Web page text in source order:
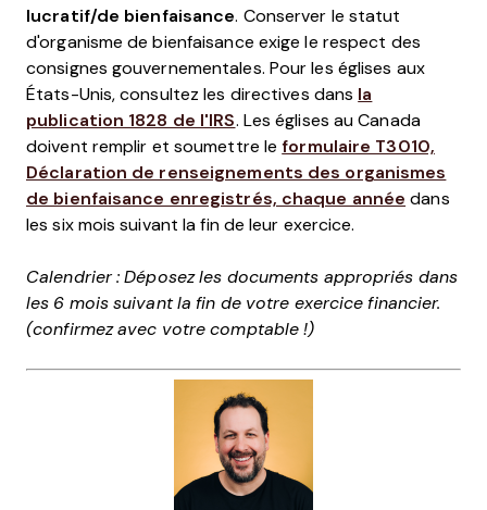
lucratif/de bienfaisance. Conserver le statut
d'organisme de bienfaisance exige le respect des
consignes gouvernementales. Pour les églises aux
États-Unis, consultez les directives dans la
publication 1828 de l'IRS. Les églises au Canada
doivent remplir et soumettre leformulaire T3010,
Déclaration de renseignements des organismes
de bienfaisance enregistrés, chaque année dans
les six mois suivant la fin de leur exercice.
Calendrier : Déposez les documents appropriés dans
les 6 mois suivant la fin de votre exercice financier.
(confirmez avec votre comptable !)